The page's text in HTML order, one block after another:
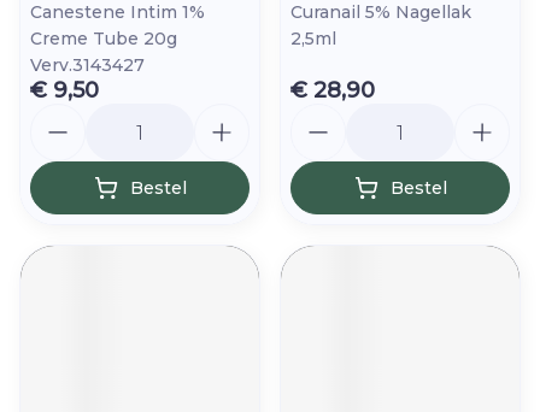
Canestene Intim 1%
Creme Tube 20g
Verv.3143427
€ 9,50
Bestel
Curanail 5% Nagellak
2,5ml
€ 28,90
Bestel